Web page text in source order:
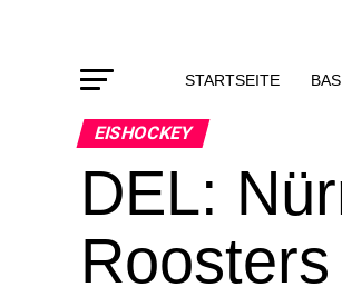
STARTSEITE
EISHOCKEY
DEL: